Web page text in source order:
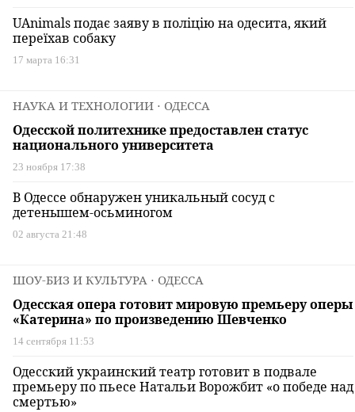
UAnimals подає заяву в поліцію на одесита, який
переїхав собаку
17 марта 16:31
НАУКА И ТЕХНОЛОГИИ ⋅ ОДЕССА
Одесской политехнике предоставлен статус
национального университета
23 ноября 17:38
В Одессе обнаружен уникальный сосуд с
детенышем-осьминогом
02 августа 21:48
ШОУ-БИЗ И КУЛЬТУРА ⋅ ОДЕССА
Одесская опера готовит мировую премьеру оперы
«Катерина» по произведению Шевченко
14 сентября 11:53
Одесский украинский театр готовит в подвале
премьеру по пьесе Натальи Ворожбит «о победе над
смертью»